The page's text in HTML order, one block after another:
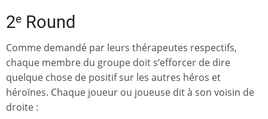
2e Round
Comme demandé par leurs thérapeutes respectifs,
chaque membre du groupe doit s’efforcer de dire
quelque chose de positif sur les autres héros et
héroïnes. Chaque joueur ou joueuse dit à son voisin de
droite :